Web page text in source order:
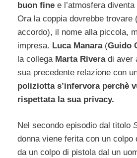
buon fine e l’atmosfera
Ora la coppia dovrebbe trovare
accordo), il nome alla piccola,
impresa. Luca Manara(Guido
la collegaMarta Rivera di aver
sua precedente relazione con
poliziotta s’infervora perchè
rispettata la sua privacy.
Nel secondo episodio dal titolo
donna viene ferita con un colpo
da un colpo di pistola dal un